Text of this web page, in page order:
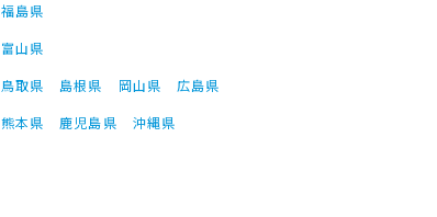
福島県
富山県
鳥取県 島根県 岡山県
広島県
熊本県 鹿児島県 沖縄県